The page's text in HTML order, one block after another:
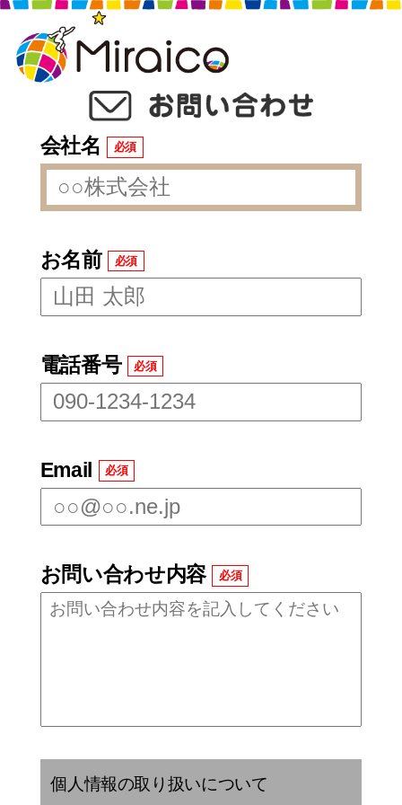
会社名 必須
お名前 必須
電話番号 必須
Email 必須
お問い合わせ内容 必須
個人情報の取り扱いについて